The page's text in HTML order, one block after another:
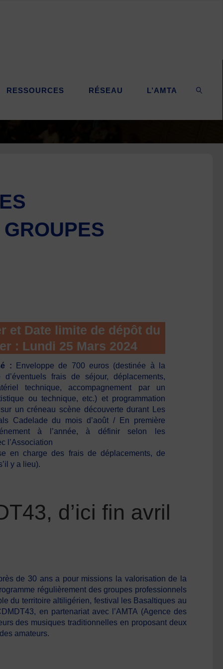
RESSOURCES RÉSEAU L’AMTA
et Date limite de dépôt du
: Lundi 25 Mars 2024
: Enveloppe de 700 euros (destinée à la
frais de séjour, déplacements,
technique, accompagnement par un
ou technique, etc.) et programmation
un créneau scène découverte durant Les
Cadelade du mois d’août / En première
à l’année, à définir selon les
l’Association
en charge des frais de déplacements, de
y a lieu).
d’ici fin avril
de 30 ans a pour missions la valorisation de la
régulièrement des groupes professionnels
du territoire altiligérien, festival les Basaltiques au
en partenariat avec l’AMTA (Agence des
des musiques traditionnelles en proposant deux
amateurs.